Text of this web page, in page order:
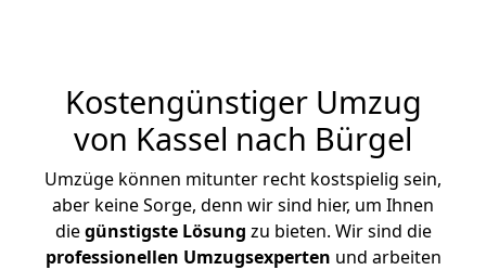
Kostengünstiger Umzug
von Kassel nach Bürgel
Umzüge können mitunter recht kostspielig sein,
aber keine Sorge, denn wir sind hier, um Ihnen
diegünstigste Lösung zu bieten. Wir sind die
professionellen Umzugsexperten und arbeiten